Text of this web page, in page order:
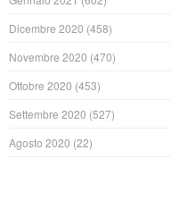
Dicembre 2020 (458)
Novembre 2020 (470)
Ottobre 2020 (453)
Settembre 2020 (527)
Agosto 2020 (22)